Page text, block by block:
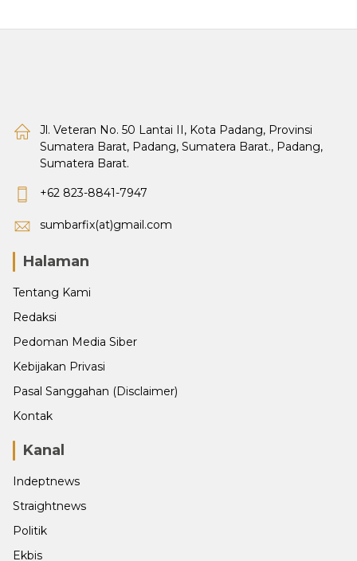
Jl. Veteran No. 50 Lantai II, Kota Padang, Provinsi
Sumatera Barat, Padang, Sumatera Barat., Padang,
Sumatera Barat.
+62 823-8841-7947
sumbarfix(at)gmail.com
Halaman
Tentang Kami
Redaksi
Pedoman Media Siber
Kebijakan Privasi
Pasal Sanggahan (Disclaimer)
Kontak
Kanal
Indeptnews
Straightnews
Politik
Ekbis